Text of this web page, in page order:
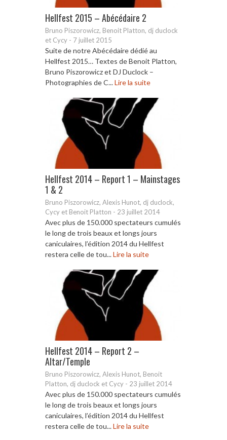
Hellfest 2015 – Abécédaire 2
Bruno Piszorowicz, Benoit Platton, dj duclock
et Cycy - 7 juillet 2015
Suite de notre Abécédaire dédié au
Hellfest 2015… Textes de Benoit Platton,
Bruno Piszorowicz et DJ Duclock –
Photographies de C...Lire la suite
Hellfest 2014 – Report 1 – Mainstages
1 & 2
Bruno Piszorowicz, Alexis Hunot, dj duclock,
Cycy et Benoit Platton - 23 juillet 2014
Avec plus de 150.000 spectateurs cumulés
le long de trois beaux et longs jours
caniculaires, l’édition 2014 du Hellfest
restera celle de tou...Lire la suite
Hellfest 2014 – Report 2 –
Altar/Temple
Bruno Piszorowicz, Alexis Hunot, Benoit
Platton, dj duclock et Cycy - 23 juillet 2014
Avec plus de 150.000 spectateurs cumulés
le long de trois beaux et longs jours
caniculaires, l’édition 2014 du Hellfest
restera celle de tou...Lire la suite